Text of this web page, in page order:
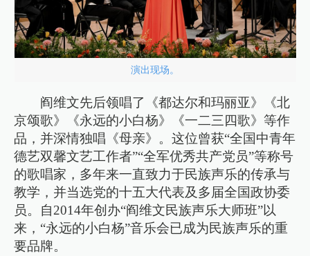
演出现场。
阎维文先后领唱了《都达尔和玛丽亚》《北
京颂歌》《永远的小白杨》《一二三四歌》等作
品，并深情独唱《母亲》。这位曾获“全国中青年
德艺双馨文艺工作者”“全军优秀共产党员”等称号
的歌唱家，多年来一直致力于民族声乐的传承与
教学，并当选党的十五大代表及多届全国政协委
员。自2014年创办“阎维文民族声乐大师班”以
来，“永远的小白杨”音乐会已成为民族声乐的重
要品牌。